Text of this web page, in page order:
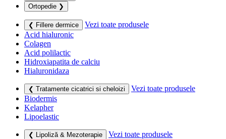
Ortopedie ❯
❮ Fillere dermice
Vezi toate produsele
Acid hialuronic
Colagen
Acid polilactic
Hidroxiapatita de calciu
Hialuronidaza
❮ Tratamente cicatrici si cheloizi
Vezi toate produsele
Biodermis
Kelapher
Lipoelastic
❮ Lipoliză & Mezoterapie
Vezi toate produsele